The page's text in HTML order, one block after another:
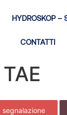
HYDROSKOP –
CONTATTI
segnalazione